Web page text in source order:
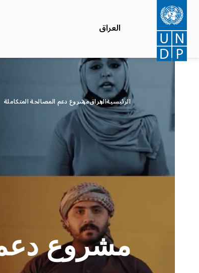
تجاوز
المحتوى
الرئيسي
العراق
الرئيسيةالعراقمشروع دعم المصالحة المتكاملة
مشروع دعم